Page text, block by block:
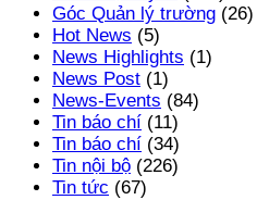
Góc Quản lý trường (26)
Hot News (5)
News Highlights (1)
News Post (1)
News-Events (84)
Tin báo chí (11)
Tin báo chí (34)
Tin nội bộ (226)
Tin tức (67)